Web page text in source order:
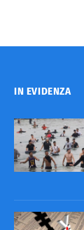
IN EVIDENZA